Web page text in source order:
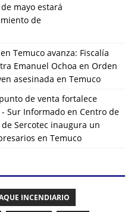
mayo estará
de
Temuco avanza: Fiscalía
Emanuel Ochoa en Orden
asesinada en Temuco
de venta fortalece
Sur Informado en Centro de
Sercotec inaugura un
en Temuco
INCENDIARIO